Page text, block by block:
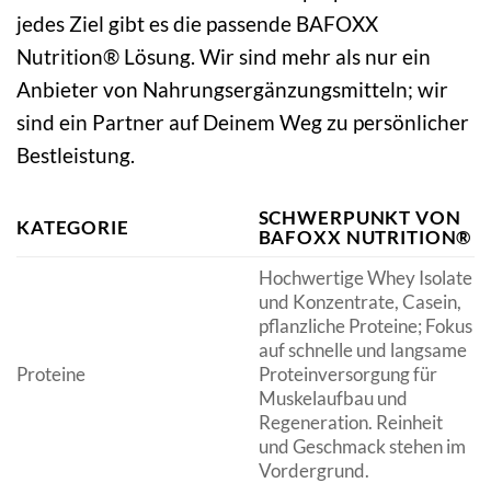
jedes Ziel gibt es die passende BAFOXX
Nutrition® Lösung. Wir sind mehr als nur ein
Anbieter von Nahrungsergänzungsmitteln; wir
sind ein Partner auf Deinem Weg zu persönlicher
Bestleistung.
KATEGORIE
SCHWERPUNKT VON
BAFOXX NUTRITION®
Proteine
Hochwertige Whey Isolate
und Konzentrate, Casein,
pflanzliche Proteine; Fokus
auf schnelle und langsame
Proteinversorgung für
Muskelaufbau und
Regeneration. Reinheit
und Geschmack stehen im
Vordergrund.